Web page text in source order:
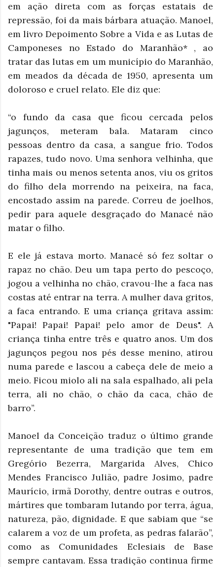
em ação direta com as forças estatais de
repressão, foi da mais bárbara atuação. Manoel,
em livro Depoimento Sobre a Vida e as Lutas de
Camponeses no Estado do Maranhão* , ao
tratar das lutas em um município do Maranhão,
em meados da década de 1950, apresenta um
doloroso e cruel relato. Ele diz que:
“o fundo da casa que ficou cercada pelos
jagunços, meteram bala. Mataram cinco
pessoas dentro da casa, a sangue frio. Todos
rapazes, tudo novo. Uma senhora velhinha, que
tinha mais ou menos setenta anos, viu os gritos
do filho dela morrendo na peixeira, na faca,
encostado assim na parede. Correu de joelhos,
pedir para aquele desgraçado do Manacé não
matar o filho.
E ele já estava morto. Manacé só fez soltar o
rapaz no chão. Deu um tapa perto do pescoço,
jogou a velhinha no chão, cravou-lhe a faca nas
costas até entrar na terra. A mulher dava gritos,
a faca entrando. E uma criança gritava assim:
"Papai! Papai! Papai! pelo amor de Deus". A
criança tinha entre três e quatro anos. Um dos
jagunços pegou nos pés desse menino, atirou
numa parede e lascou a cabeça dele de meio a
meio. Ficou miolo ali na sala espalhado, ali pela
terra, ali no chão, o chão da caca, chão de
barro”.
Manoel da Conceição traduz o último grande
representante de uma tradição que tem em
Gregório Bezerra, Margarida Alves, Chico
Mendes Francisco Julião, padre Josimo, padre
Maurício, irmã Dorothy, dentre outras e outros,
mártires que tombaram lutando por terra, água,
natureza, pão, dignidade. E que sabiam que “se
calarem a voz de um profeta, as pedras falarão”,
como as Comunidades Eclesiais de Base
sempre cantavam. Essa tradição continua firme